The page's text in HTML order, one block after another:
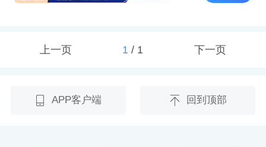
上一页 1/ 1 下一页
APP客户端 回到顶部